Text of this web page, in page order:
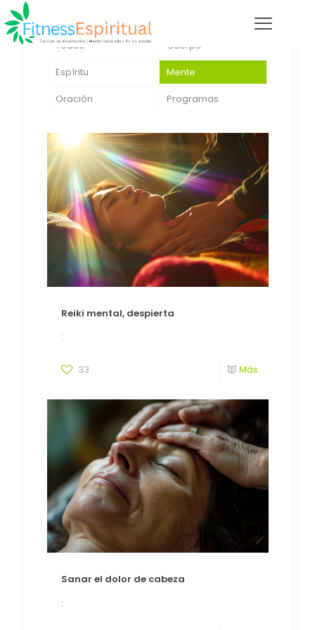
Todos Cuerpo
Espíritu Mente
Oración Programas
Reiki mental, despierta
:
33 Más
Sanar el dolor de cabeza
: